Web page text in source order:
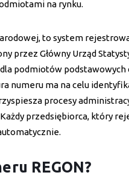
na rynku.
to system
przez Główny Urząd
dla podmiotów
numeru ma na celu
procesy
przedsiębiorca, który
REGON?